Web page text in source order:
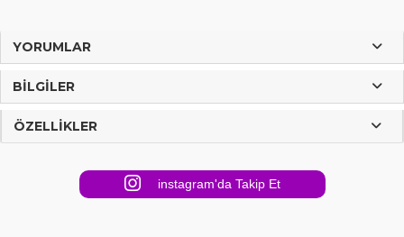
YORUMLAR
BILGILER
ÖZELLIKLER
instagram'da Takip Et